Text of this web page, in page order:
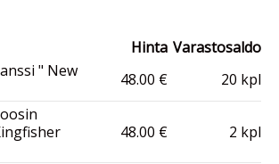
Hinta Varastosaldo
" New
48.00 €
20 kpl
48.00 € 2 kpl